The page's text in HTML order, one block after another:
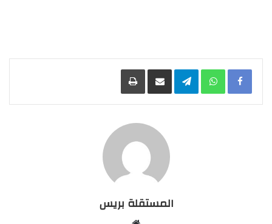
Facebook
WhatsApp
Telegramمشاركة عبر البريد طباعة
المستقلة بريس